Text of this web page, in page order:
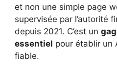
et non une simple page
supervisée par l’autorité
depuis 2021. C’est un
essentiel pour établir un
fiable.